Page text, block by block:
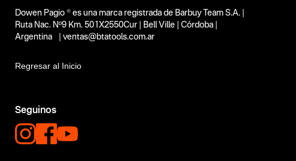
Funcion o uso
No items found.
No items found.
Dowen Pagio ® es una marca registrada de Barbuy Team S.A. |
Ruta Nac. Nº9 Km. 501X2550Cur | Bell Ville | Córdoba |
Argentina | ventas@btatools.com.ar
Regresar al Inicio
Seguinos